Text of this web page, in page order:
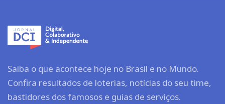
Saiba o que acontece hoje no Brasil e no Mundo.
Confira resultados de loterias, notícias do seu time,
bastidores dos famosos e guias de serviços.